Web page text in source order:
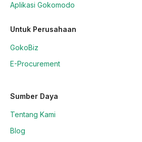
Aplikasi Gokomodo
Untuk Perusahaan
GokoBiz
E-Procurement
Sumber Daya
Tentang Kami
Blog